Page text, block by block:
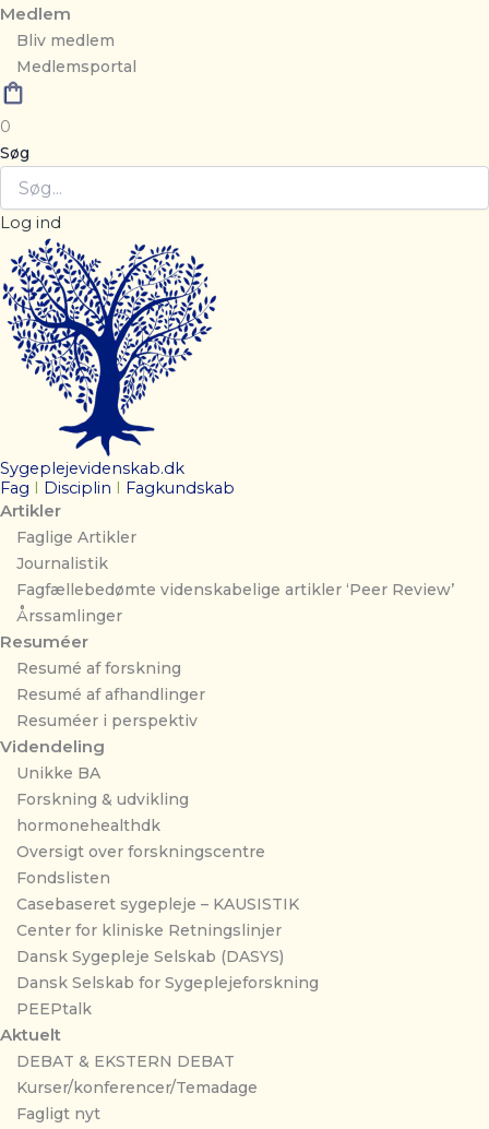
Medlem
Bliv medlem
Medlemsportal
0
Søg
Log ind
Sygeplejevidenskab.dk
Fag
Disciplin Fagkundskab
Artikler
Faglige Artikler
Journalistik
Fagfællebedømte videnskabelige artikler ‘Peer Review’
Årssamlinger
Resuméer
Resumé af forskning
Resumé af afhandlinger
Resuméer i perspektiv
Videndeling
Unikke BA
Forskning & udvikling
hormonehealthdk
Oversigt over forskningscentre
Fondslisten
Casebaseret sygepleje – KAUSISTIK
Center for kliniske Retningslinjer
Dansk Sygepleje Selskab (DASYS)
Dansk Selskab for Sygeplejeforskning
PEEPtalk
Aktuelt
DEBAT & EKSTERN DEBAT
Kurser/konferencer/Temadage
Fagligt nyt